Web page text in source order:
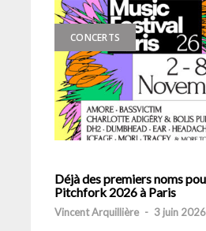
CONCERTS
Déjà des premiers noms
Pitchfork 2026 à Paris
Vincent Arquillière - 3 juin 2026